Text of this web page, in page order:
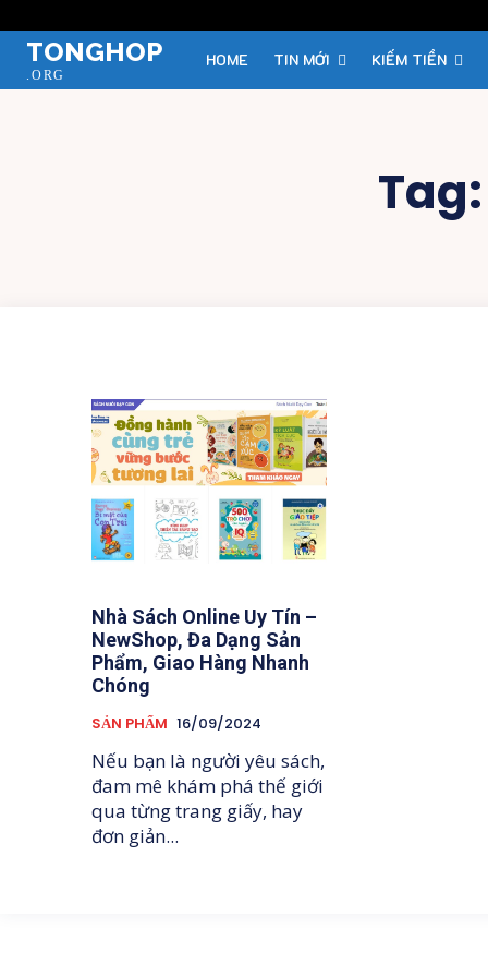
TONGHOP
.ORG
HOME TIN MỚI KIẾM TIỀN
Tag:
Nhà Sách Online Uy Tín –
NewShop, Đa Dạng Sản
Phẩm, Giao Hàng Nhanh
Chóng
SẢN PHẨM 16/09/2024
Nếu bạn là người yêu sách,
đam mê khám phá thế giới
qua từng trang giấy, hay
đơn giản...